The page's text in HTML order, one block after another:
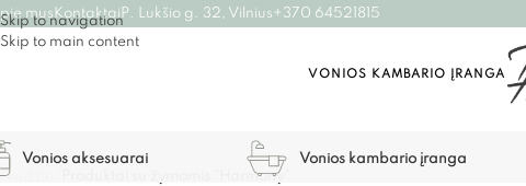
Skip to navigation
Skip to main content
mus Kontaktai P. Lukšio g. 32, Vilnius +370 64521815
VONIOS KAMBARIO ĮRANGA
Vonios aksesuarai Vonios kambario įranga
Pradžia
Produktai su žymomis “Harmony”